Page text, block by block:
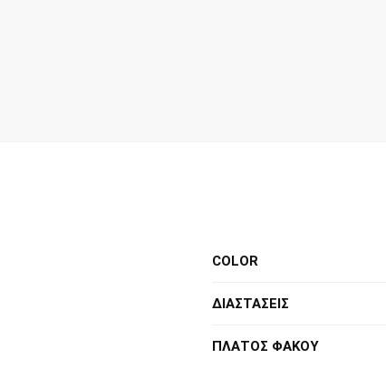
COLOR
ΔΙΑΣΤΑΣΕΙΣ
ΠΛΑΤΟΣ ΦΑΚΟΥ